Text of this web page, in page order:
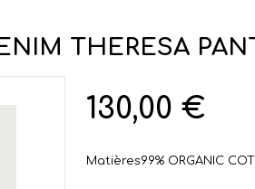
THERESA
130,00 €
Matières99% ORGANIC